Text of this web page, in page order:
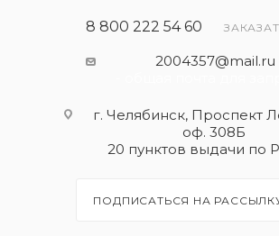
8 800 222 54 60
2004357@mail.ru
г. Челябинск, Проспект
оф. 308Б
20 пунктов выдачи по
ПОДПИСАТЬСЯ НА